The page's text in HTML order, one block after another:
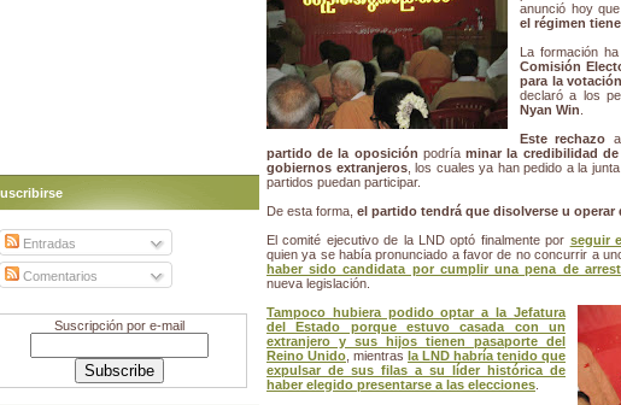
anunció hoy que
el régimen
La formación
Comisión
para la
declaró a los
Nyan Win
Este rechazo
partido de la oposición podríaminar la credibilidad
gobiernos extranjeros, los cuales ya han pedido a la
partidos puedan participar.
De esta forma, el partido tendrá que disolverse u operar
El comité ejecutivo de la LND optó finalmente por seguir
quien ya se había pronunciado a favor de no concurrir a
haber sido candidata por cumplir una pena de
nueva legislación.
Tampoco hubiera podido optar a la Jefatura
del Estado porque estuvo casada con un
extranjero y sus hijos tienen pasaporte del
Reino Unido , mientras la LND habría tenido que
expulsar de sus filas a su líder histórica de
haber elegido presentarse a las elecciones
Entradas
Comentarios
Suscripción por e-mail